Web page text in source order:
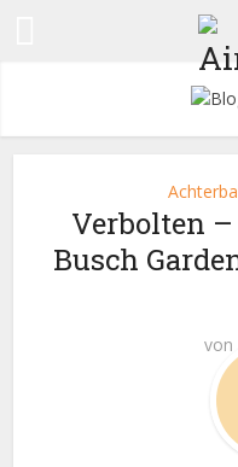
Verbolten
Busch
von